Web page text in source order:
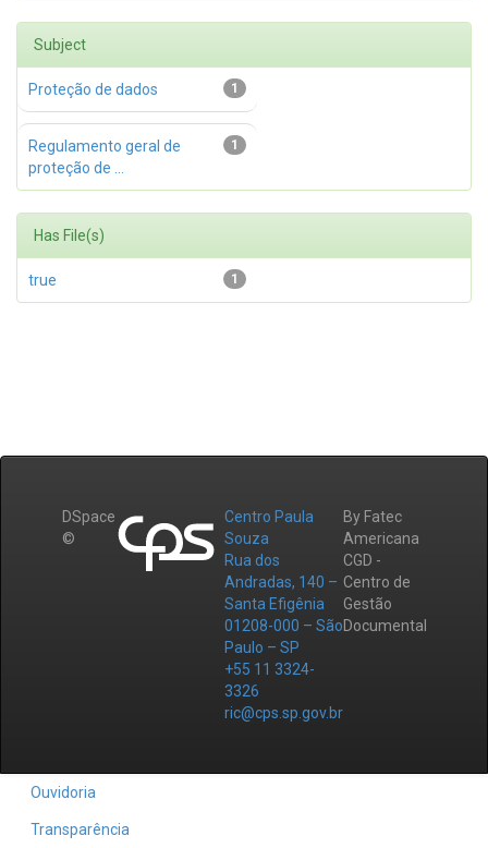
Subject
1
Proteção de dados
1
Regulamento geral de
proteção de ...
Has File(s)
1
true
DSpace
©
Centro Paula
Souza
Rua dos
Andradas, 140 –
Santa Efigênia
01208-000 – São
Paulo – SP
+55 11 3324-
3326
ric@cps.sp.gov.br
By Fatec
Americana
CGD -
Centro de
Gestão
Documental
Ouvidoria
Transparência